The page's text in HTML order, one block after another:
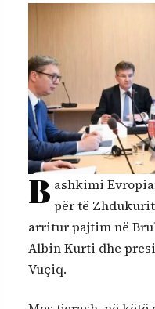
B ashkimi
për të
arritur pajtim në
Albin Kurti dhe
Vuçiq.